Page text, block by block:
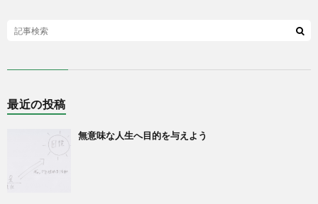
最近の投稿
無意味な人生へ目的を与えよう